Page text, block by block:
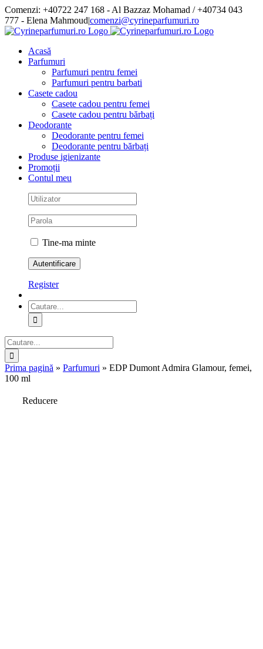
Skip
to
content
Comenzi: +40722 247 168 - Al Bazzaz Mohamad / +40734 043
777 - Elena Mahmoud|comenzi@cyrineparfumuri.ro
Facebook
Acasă
Parfumuri
Parfumuri pentru femei
Parfumuri pentru barbati
Casete cadou
Casete cadou pentru femei
Casete cadou pentru bărbați
Deodorante
Deodorante pentru femei
Deodorante pentru bărbați
Produse igienizante
Promoții
Contul meu
Tine-ma minte
Register
Cautare...
Cautare...
Prima pagină » Parfumuri » EDP Dumont Admira Glamour, femei,
100 ml
Reducere